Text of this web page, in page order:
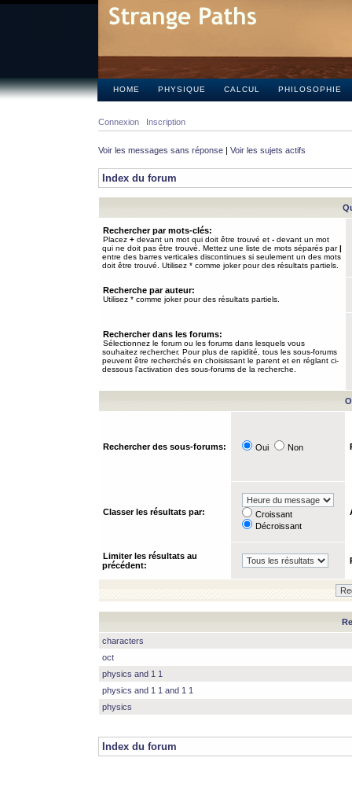
HOME PHYSIQUE CALCUL PHILOSOPHIE
Connexion Inscription
Voir les messages sans réponse | Voir les sujets actifs
Index du forum
Rechercher par mots-clés:
Placez + devant un mot qui doit être trouvé et - devant un mot
qui ne doit pas être trouvé. Mettez une liste de mots séparés par|
entre des barres verticales discontinues si seulement un des mots
doit être trouvé. Utilisez * comme joker pour des résultats partiels.
Recherche par auteur:
Utilisez * comme joker pour des résultats partiels.
Rechercher dans les forums:
Sélectionnez le forum ou les forums dans lesquels vous
souhaitez rechercher. Pour plus de rapidité, tous les sous-forums
peuvent être recherchés en choisissant le parent et en réglant ci-
dessous l’activation des sous-forums de la recherche.
Rechercher des sous-forums: Oui Non
Classer les résultats par:
Croissant
Décroissant
Limiter les résultats au
précédent:
characters
oct
physics and 1 1
physics and 1 1 and 1 1
physics
Index du forum